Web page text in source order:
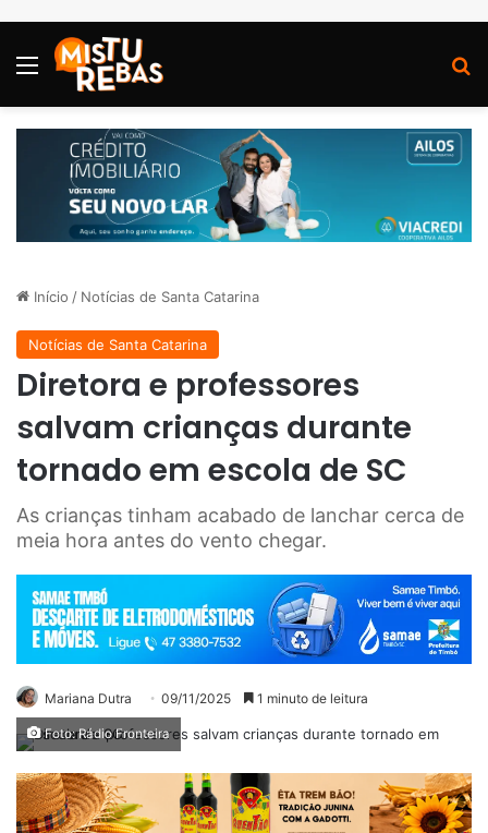
Menu
Início / Notícias de Santa Catarina
Notícias de Santa Catarina
Diretora e professores
salvam crianças durante
tornado em escola de SC
As crianças tinham acabado de lanchar cerca de
meia hora antes do vento chegar.
Mariana Dutra 09/11/2025 1 minuto de leitura
Foto: Rádio Fronteira